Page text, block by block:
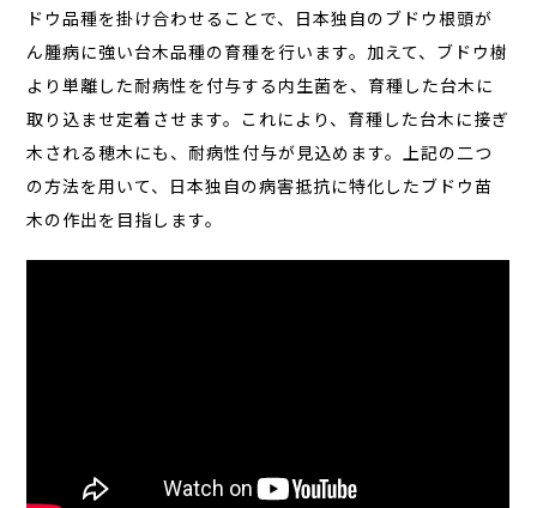
ドウ品種を掛け合わせることで、日本独自のブドウ根頭が
ん腫病に強い台木品種の育種を行います。加えて、ブドウ樹
より単離した耐病性を付与する内生菌を、育種した台木に
取り込ませ定着させます。これにより、育種した台木に接ぎ
木される穂木にも、耐病性付与が見込めます。上記の二つ
の方法を用いて、日本独自の病害抵抗に特化したブドウ苗
木の作出を目指します。